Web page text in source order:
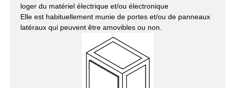
loger du matériel électrique et/ou électronique
Elle est habituellement munie de portes et/ou de panneaux
latéraux qui peuvent être amovibles ou non.